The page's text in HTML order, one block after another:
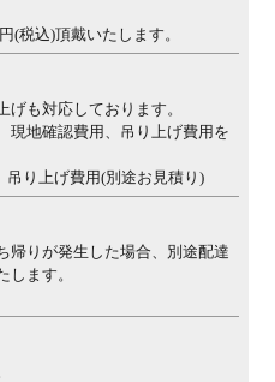
(税込)頂戴いたします。
も対応しております。
現地確認費用、吊り上げ費用を
り上げ費用(別途お見積り)
帰りが発生した場合、別途配達
ます。